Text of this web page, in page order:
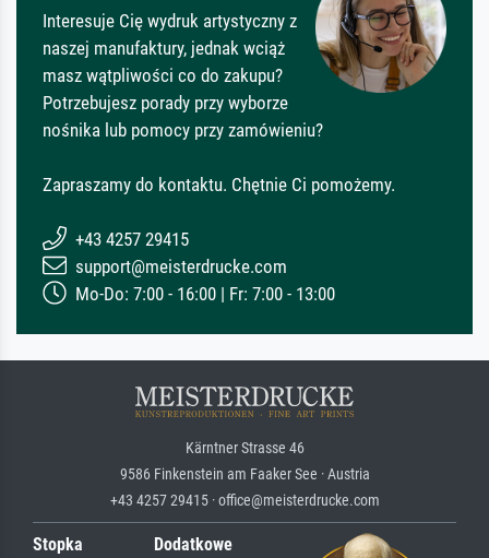
Interesuje Cię wydruk artystyczny z
naszej manufaktury, jednak wciąż
masz wątpliwości co do zakupu?
Potrzebujesz porady przy wyborze
nośnika lub pomocy przy zamówieniu?
Zapraszamy do kontaktu. Chętnie Ci pomożemy.
+43 4257 29415
support@meisterdrucke.com
Mo-Do: 7:00 - 16:00 | Fr: 7:00 - 13:00
Kärntner Strasse 46
9586 Finkenstein am Faaker See · Austria
+43 4257 29415 · office@meisterdrucke.com
Stopka
Dodatkowe